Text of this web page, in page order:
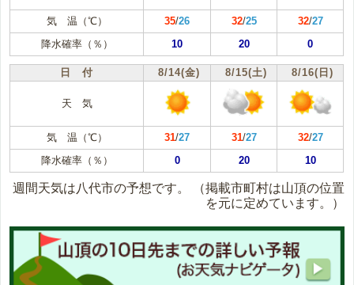
気 温（℃） 35/26 32/25 32/27
降水確率（％）
10 20 0
日 付 8/14(金) 8/15(土) 8/16(日)
天 気
気 温（℃） 31/27 31/27 32/27
降水確率（％）
0 20 10
週間天気は八代市の予想です。
（掲載市町村は山頂の位置
を元に定めています。）